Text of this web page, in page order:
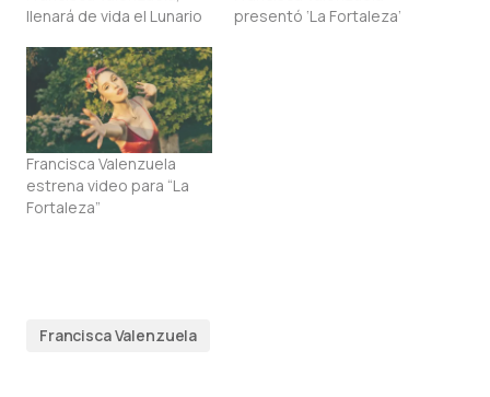
llenará de vida el Lunario
presentó ‘La Fortaleza’
Francisca Valenzuela
estrena video para “La
Fortaleza”
Francisca Valenzuela